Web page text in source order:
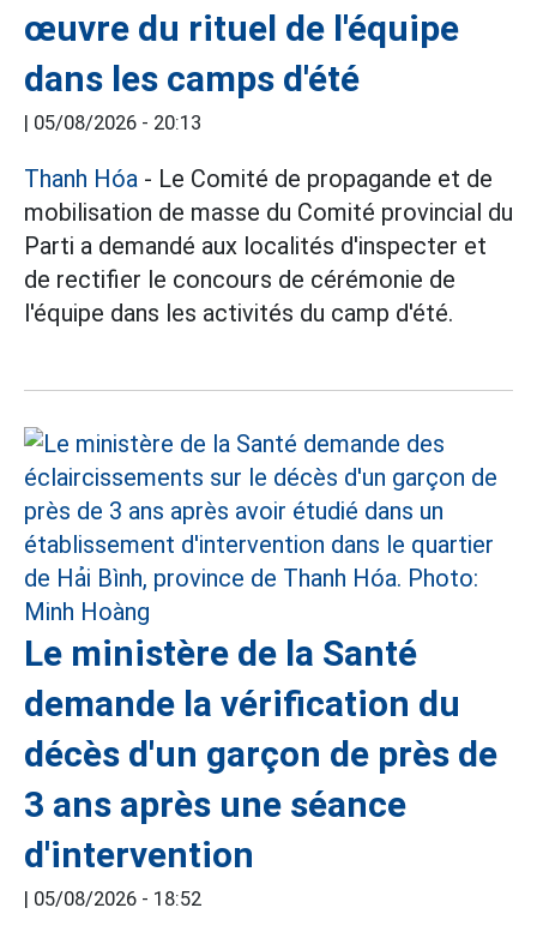
œuvre du rituel de l'équipe
dans les camps d'été
| 05/08/2026 - 20:13
Thanh Hóa - Le Comité de propagande et de
mobilisation de masse du Comité provincial du
Parti a demandé aux localités d'inspecter et
de rectifier le concours de cérémonie de
l'équipe dans les activités du camp d'été.
Le ministère de la Santé
demande la vérification du
décès d'un garçon de près de
3 ans après une séance
d'intervention
| 05/08/2026 - 18:52